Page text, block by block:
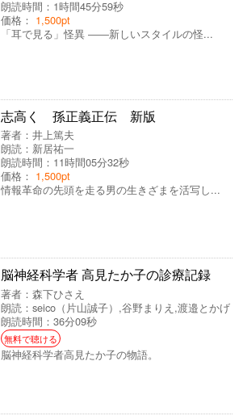
朗読時間：1時間45分59秒
価格： 1,500pt
「耳で見る」怪異 ――新しいスタイルの怪...
志高く 孫正義正伝 新版
著者：井上篤夫
朗読： 新居祐一
朗読時間：11時間05分32秒
価格： 1,500pt
情報革命の先頭を走る男の生きざまを活写し...
脳神経科学者 高見たか子の診療記録
著者：森下ひさえ
朗読：seico（片山誠子） ,谷野まりえ ,渡邉とかげ
朗読時間：36分09秒
無料で聴ける
脳神経科学者高見たか子の物語。